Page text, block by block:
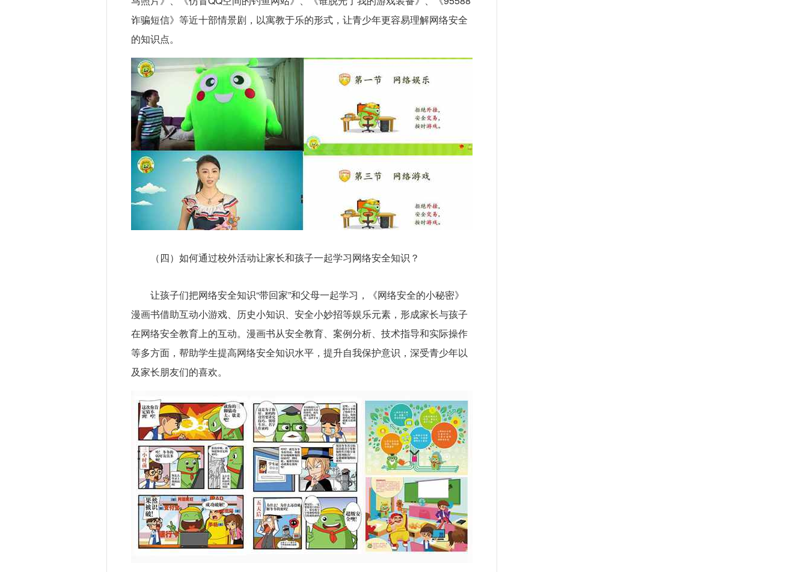
诈骗短信》等近十部情景剧，以寓教于乐的形式，让青少年更容易理解网络安全
的知识点。
（四）如何通过校外活动让家长和孩子一起学习网络安全知识？
让孩子们把网络安全知识“带回家”和父母一起学习，《网络安全的小秘密》
漫画书借助互动小游戏、历史小知识、安全小妙招等娱乐元素，形成家长与孩子
在网络安全教育上的互动。漫画书从安全教育、案例分析、技术指导和实际操作
等多方面，帮助学生提高网络安全知识水平，提升自我保护意识，深受青少年以
及家长朋友们的喜欢。